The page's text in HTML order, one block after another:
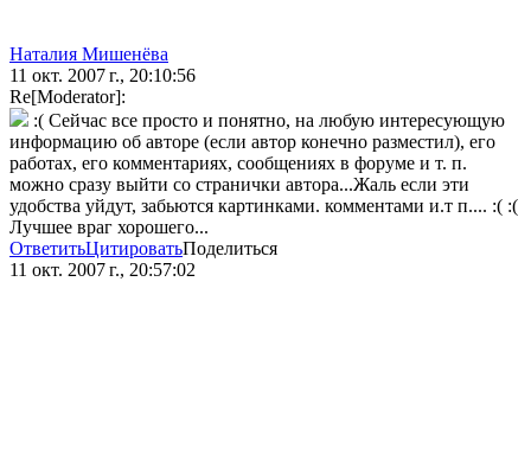
Наталия Мишенёва
11 окт. 2007 г., 20:10:56
Re[Moderator]:
:( Сейчас все просто и понятно, на любую интересующую
информацию об авторе (если автор конечно разместил), его
работах, его комментариях, сообщениях в форуме и т. п.
можно сразу выйти со странички автора...Жаль если эти
удобства уйдут, забьются картинками. комментами и.т п.... :( :(
Лучшее враг хорошего...
ОтветитьЦитироватьПоделиться
11 окт. 2007 г., 20:57:02